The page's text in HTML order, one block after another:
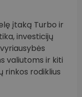
įtaką Turbo ir
investicijų
valiutoms ir kiti
rinkos rodiklius